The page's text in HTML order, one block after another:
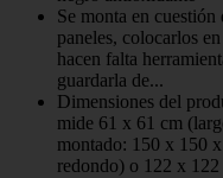
Se monta en cuestión
paneles, colocarlos
hacen falta
guardarla de...
Dimensiones del
mide 61 x 61 cm
montado: 150 x 150
redondo) o 122 x